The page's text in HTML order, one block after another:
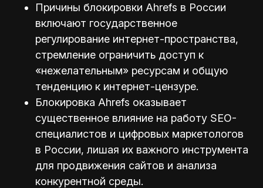
Причины блокировки Ahrefs в России
включают государственное
регулирование интернет-пространства,
стремление ограничить доступ к
«нежелательным» ресурсам и общую
тенденцию к интернет-цензуре.
Блокировка Ahrefs оказывает
существенное влияние на работу SEO-
специалистов и цифровых маркетологов
в России, лишая их важного инструмента
для продвижения сайтов и анализа
конкурентной среды.